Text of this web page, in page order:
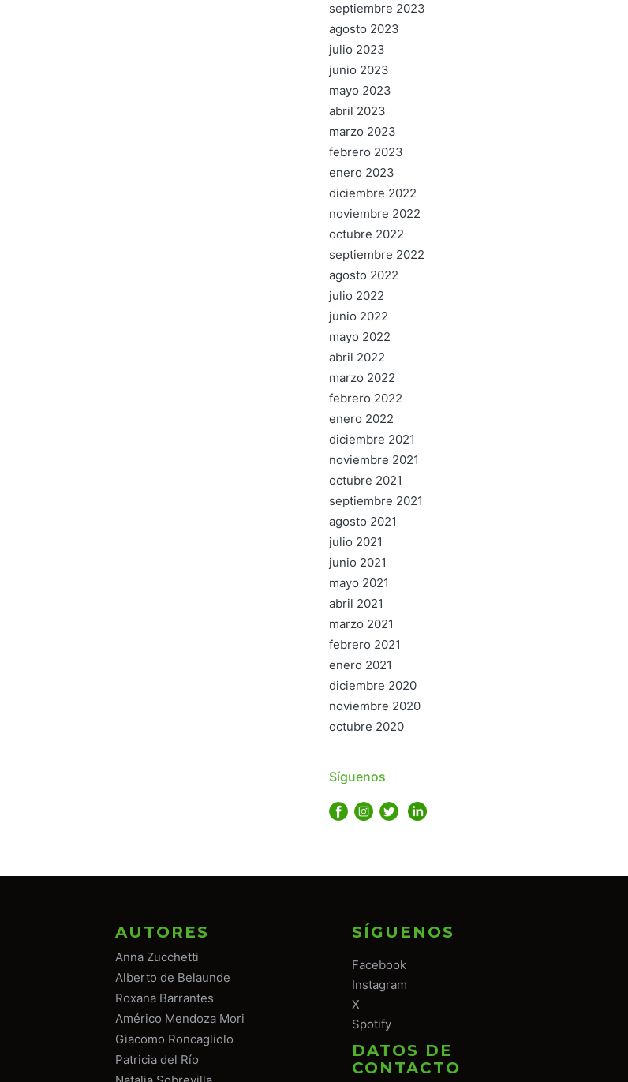
septiembre 2023
agosto 2023
julio 2023
junio 2023
mayo 2023
abril 2023
marzo 2023
febrero 2023
enero 2023
diciembre 2022
noviembre 2022
octubre 2022
septiembre 2022
agosto 2022
julio 2022
junio 2022
mayo 2022
abril 2022
marzo 2022
febrero 2022
enero 2022
diciembre 2021
noviembre 2021
octubre 2021
septiembre 2021
agosto 2021
julio 2021
junio 2021
mayo 2021
abril 2021
marzo 2021
febrero 2021
enero 2021
diciembre 2020
noviembre 2020
octubre 2020
Síguenos
AUTORES
Anna Zucchetti
Alberto de Belaunde
Roxana Barrantes
Américo Mendoza Mori
Giacomo Roncagliolo
Patricia del Río
SÍGUENOS
Facebook
Instagram
X
Spotify
DATOS DE
CONTACTO